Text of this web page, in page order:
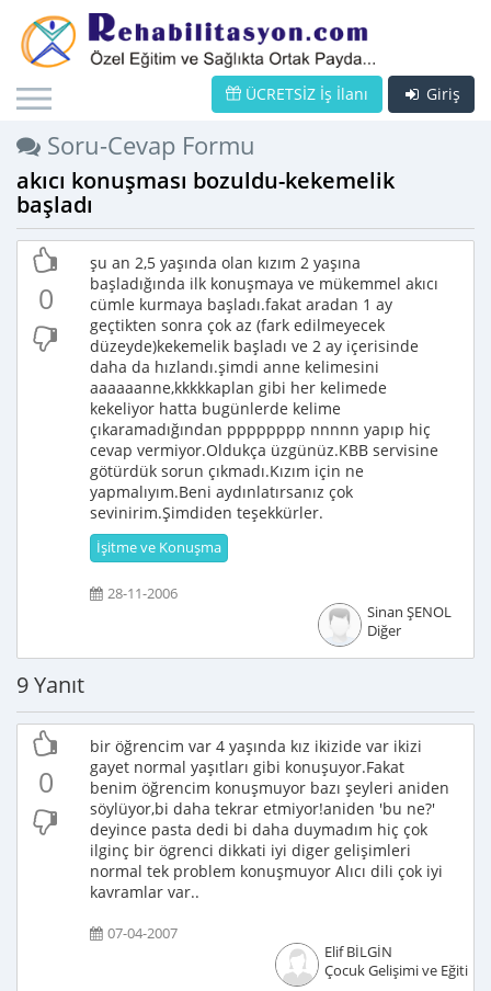
Giriş
ÜCRETSİZ İş İlanı
Soru-Cevap Formu
akıcı konuşması bozuldu-kekemelik
başladı
0
şu an 2,5 yaşında olan kızım 2 yaşına
başladığında ilk konuşmaya ve mükemmel akıcı
cümle kurmaya başladı.fakat aradan 1 ay
geçtikten sonra çok az (fark edilmeyecek
düzeyde)kekemelik başladı ve 2 ay içerisinde
daha da hızlandı.şimdi anne kelimesini
aaaaaanne,kkkkkaplan gibi her kelimede
kekeliyor hatta bugünlerde kelime
çıkaramadığından pppppppp nnnnn yapıp hiç
cevap vermiyor.Oldukça üzgünüz.KBB servisine
götürdük sorun çıkmadı.Kızım için ne
yapmalıyım.Beni aydınlatırsanız çok
sevinirim.Şimdiden teşekkürler.
İşitme ve Konuşma
28-11-2006
Sinan ŞENOL
Diğer
9 Yanıt
0
bir öğrencim var 4 yaşında kız ikizide var ikizi
gayet normal yaşıtları gibi konuşuyor.Fakat
benim öğrencim konuşmuyor bazı şeyleri aniden
söylüyor,bi daha tekrar etmiyor!aniden 'bu ne?'
deyince pasta dedi bi daha duymadım hiç çok
ilginç bir ögrenci dikkati iyi diger gelişimleri
normal tek problem konuşmuyor Alıcı dili çok iyi
kavramlar var..
07-04-2007
Elif BİLGİN
Çocuk Gelişimi ve